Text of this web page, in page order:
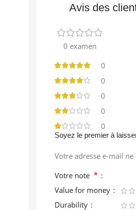
Avis des
0 examen
0
0
0
0
0
Soyez le premier à
Votre adresse e-mail
Votre note *
Value for money
Durability